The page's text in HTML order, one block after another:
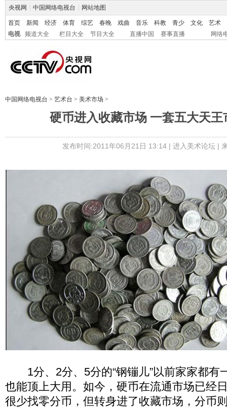
央视网 中国网络电视台 网站地图
首页 新闻 经济 体育 综艺 春晚 戏曲 音乐 科教 青少 文化
艺术
电视
频道大全 栏目大全 节目大全 直播中国 赛事直播 网络
中国网络电视台 > 艺术台 > 美术市场 >
硬币进入收藏市场 一套五大天王
发布时间:2011年06月21日 13:14 | 进入美术论坛|
1分、2分、5分的“钢镚儿”以前家家都有
也能顶上大用。如今，硬币在流通市场已经
很少找零分币，但转身进了收藏市场，分币